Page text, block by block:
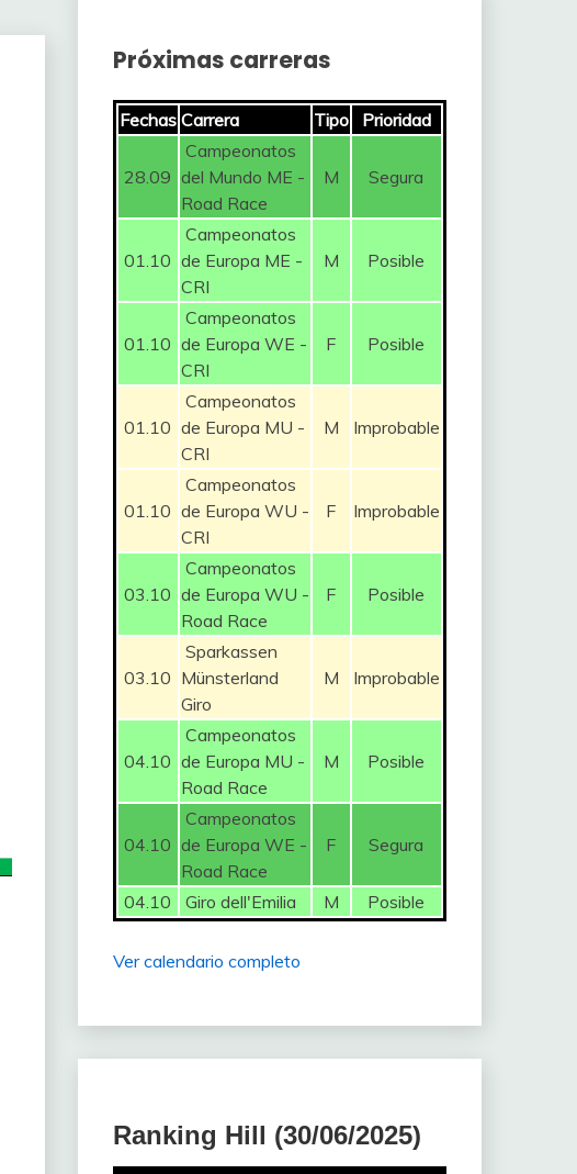
Próximas carreras
Fechas Carrera Tipo Prioridad
28.09
Campeonatos
del Mundo ME -
Road Race
M Segura
01.10
Campeonatos
de Europa ME -
CRI
M Posible
01.10
Campeonatos
de Europa WE -
CRI
F Posible
01.10
Campeonatos
de Europa MU -
CRI
M Improbable
01.10
Campeonatos
de Europa WU -
CRI
F Improbable
03.10
Campeonatos
de Europa WU -
Road Race
F Posible
03.10
Sparkassen
Münsterland
Giro
M Improbable
04.10
Campeonatos
de Europa MU -
Road Race
M Posible
04.10
Campeonatos
de Europa WE -
Road Race
F Segura
04.10 Giro dell'Emilia M Posible
Ver calendario completo
Ranking Hill (30/06/2025)